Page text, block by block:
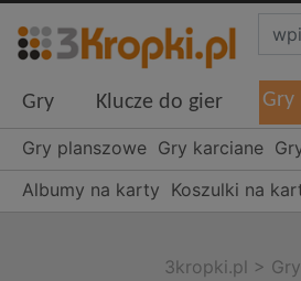
Gry Klucze do gier Gry
Gry planszowe Gry karciane
Albumy na karty Koszulki na
3kropki.pl >